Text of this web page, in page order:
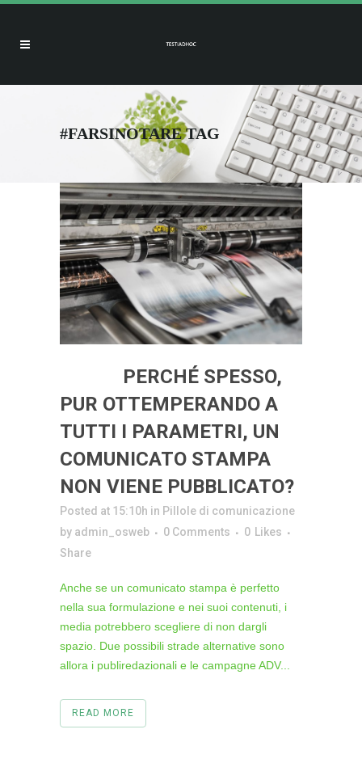
#FARSINOTARE TAG
PERCHÉ SPESSO,
PUR OTTEMPERANDO A
TUTTI I PARAMETRI, UN
COMUNICATO STAMPA
NON VIENE PUBBLICATO?
Posted at 15:10h in Pillole di comunicazione
by admin_osweb 0 Comments 0 Likes
Share
Anche se un comunicato stampa è perfetto
nella sua formulazione e nei suoi contenuti, i
media potrebbero scegliere di non dargli
spazio. Due possibili strade alternative sono
allora i publiredazionali e le campagne ADV...
READ MORE